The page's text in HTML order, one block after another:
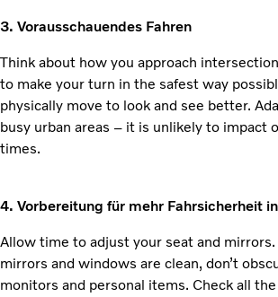
3. Vorausschauendes Fahren
Think about how you approach
to make your turn in the safest way
physically move to look and see better.
busy urban areas – it is unlikely to impact
times.
4. Vorbereitung für mehr Fahrsicherheit
Allow time to adjust your seat and
mirrors and windows are clean, don’t
monitors and personal items. Check all